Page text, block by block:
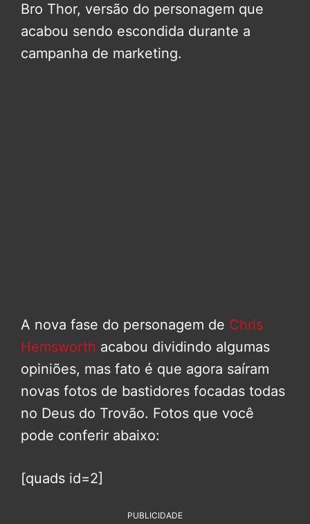
Bro Thor, versão do personagem que
acabou sendo escondida durante a
campanha de marketing.
A nova fase do personagem de Chris
Hemsworth acabou dividindo algumas
opiniões, mas fato é que agora saíram
novas fotos de bastidores focadas todas
no Deus do Trovão. Fotos que você
pode conferir abaixo:
[quads id=2]
PUBLICIDADE